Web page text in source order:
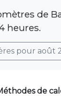
de
heures.
pour août
de